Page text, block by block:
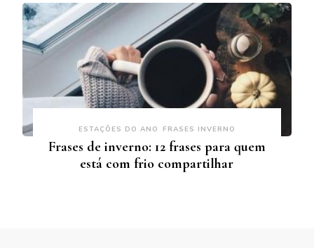
ESTAÇÕES DO ANO FRASES INVERNO
Frases de inverno: 12 frases para quem
está com frio compartilhar